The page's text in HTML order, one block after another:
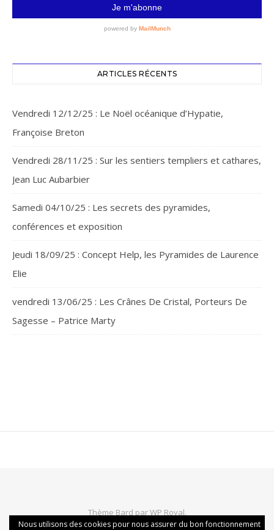
ARTICLES RÉCENTS
Vendredi 12/12/25 : Le Noël océanique d’Hypatie,
Françoise Breton
Vendredi 28/11/25 : Sur les sentiers templiers et cathares,
Jean Luc Aubarbier
Samedi 04/10/25 : Les secrets des pyramides,
conférences et exposition
Jeudi 18/09/25 : Concept Help, les Pyramides de Laurence
Elie
vendredi 13/06/25 : Les Crânes De Cristal, Porteurs De
Sagesse – Patrice Marty
Thème Bard parWP Royal.
Politique de confidentialité Mentions légales
Nous utilisons des cookies pour nous assurer du bon fonctionnement